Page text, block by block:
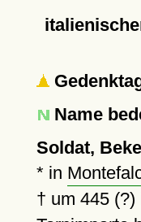
Name
Soldat,
* in
† um 445 (?)